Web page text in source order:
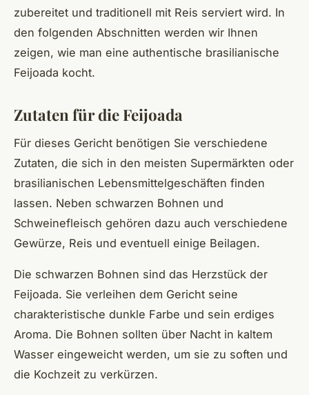
zubereitet und traditionell mit Reis serviert wird. In
den folgenden Abschnitten werden wir Ihnen
zeigen, wie man eine authentische brasilianische
Feijoada kocht.
Zutaten für die Feijoada
Für dieses Gericht benötigen Sie verschiedene
Zutaten, die sich in den meisten Supermärkten oder
brasilianischen Lebensmittelgeschäften finden
lassen. Neben schwarzen Bohnen und
Schweinefleisch gehören dazu auch verschiedene
Gewürze, Reis und eventuell einige Beilagen.
Die schwarzen Bohnen sind das Herzstück der
Feijoada. Sie verleihen dem Gericht seine
charakteristische dunkle Farbe und sein erdiges
Aroma. Die Bohnen sollten über Nacht in kaltem
Wasser eingeweicht werden, um sie zu soften und
die Kochzeit zu verkürzen.